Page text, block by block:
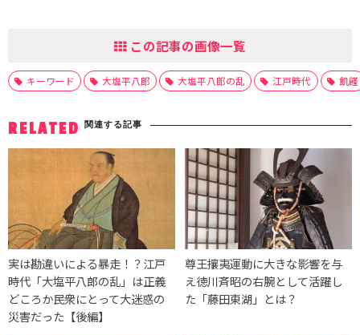
この記事の画像一覧
キーワード 大塩平八郎 大塩平八郎の乱 江戸時代 飢饉
RELATED 関連する記事
実は勘違いによる暴走！？江戸
時代「大塩平八郎の乱」は正義
どころか民衆にとって大迷惑の
災害だった【後編】
尊王攘夷運動に大きな影響を与
え徳川斉昭の右腕として活躍し
た「藤田東湖」とは？